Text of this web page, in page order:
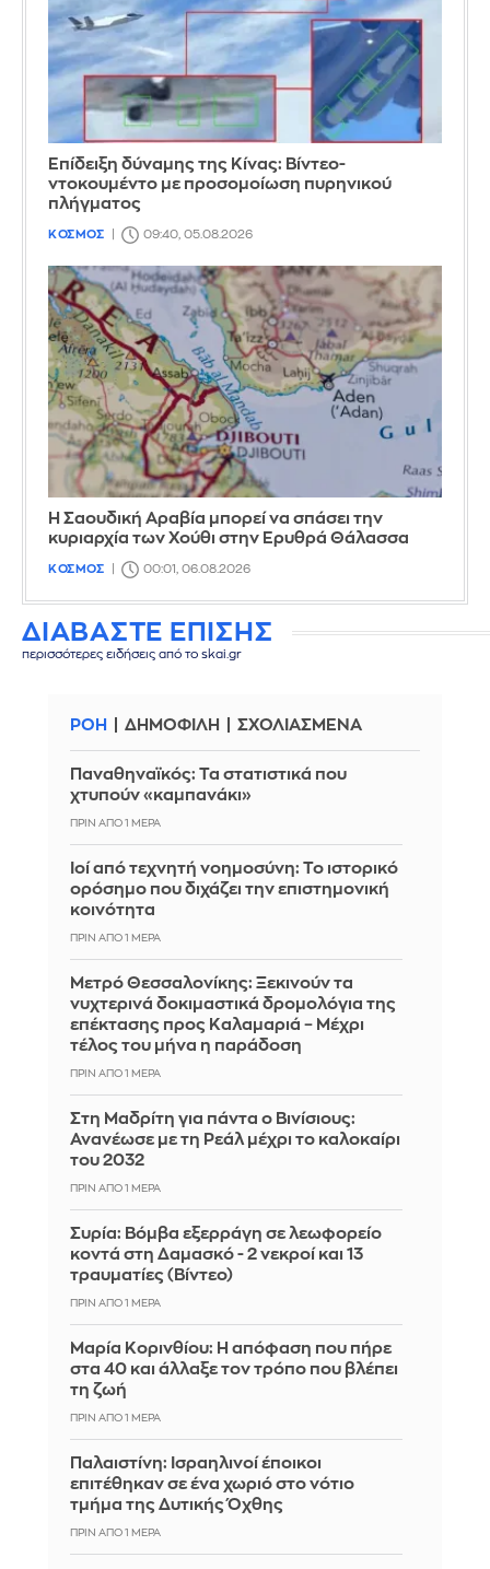
Επίδειξη δύναμης της Κίνας: Βίντεο-
ντοκουμέντο με προσομοίωση πυρηνικού
πλήγματος
ΚΟΣΜΟΣ 09:40, 05.08.2026
Η Σαουδική Αραβία μπορεί να σπάσει την
κυριαρχία των Χούθι στην Ερυθρά Θάλασσα
ΚΟΣΜΟΣ 00:01, 06.08.2026
ΔΙΑΒΑΣΤΕ ΕΠΙΣΗΣ
περισσότερες ειδήσεις από το skai.gr
ΡΟΗ ΔΗΜΟΦΙΛΗ ΣΧΟΛΙΑΣΜΕΝΑ
Παναθηναϊκός: Τα στατιστικά που
χτυπούν «καμπανάκι»
ΠΡΙΝ ΑΠΌ 1 ΜΈΡΑ
Ιοί από τεχνητή νοημοσύνη: Το ιστορικό
ορόσημο που διχάζει την επιστημονική
κοινότητα
ΠΡΙΝ ΑΠΌ 1 ΜΈΡΑ
Μετρό Θεσσαλονίκης: Ξεκινούν τα
νυχτερινά δοκιμαστικά δρομολόγια της
επέκτασης προς Καλαμαριά – Μέχρι
τέλος του μήνα η παράδοση
ΠΡΙΝ ΑΠΌ 1 ΜΈΡΑ
Στη Μαδρίτη για πάντα ο Βινίσιους:
Ανανέωσε με τη Ρεάλ μέχρι το καλοκαίρι
του 2032
ΠΡΙΝ ΑΠΌ 1 ΜΈΡΑ
Συρία: Βόμβα εξερράγη σε λεωφορείο
κοντά στη Δαμασκό - 2 νεκροί και 13
τραυματίες (Βίντεο)
ΠΡΙΝ ΑΠΌ 1 ΜΈΡΑ
Μαρία Κορινθίου: Η απόφαση που πήρε
στα 40 και άλλαξε τον τρόπο που βλέπει
τη ζωή
ΠΡΙΝ ΑΠΌ 1 ΜΈΡΑ
Παλαιστίνη: Ισραηλινοί έποικοι
επιτέθηκαν σε ένα χωριό στο νότιο
τμήμα της Δυτικής Όχθης
ΠΡΙΝ ΑΠΌ 1 ΜΈΡΑ